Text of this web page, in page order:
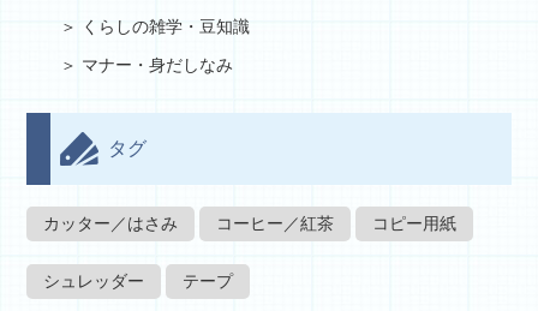
くらしの雑学・豆知識
マナー・身だしなみ
タグ
カッター／はさみ コーヒー／紅茶 コピー用紙
シュレッダー テープ